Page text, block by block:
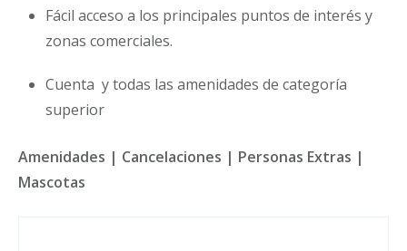
Fácil acceso a los principales puntos de interés y
zonas comerciales.
Cuenta y todas las amenidades de categoría
superior
Amenidades | Cancelaciones | Personas Extras |
Mascotas